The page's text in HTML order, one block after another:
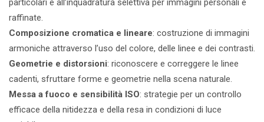
particolari e all’inquadratura selettiva per immagini personali e
raffinate.
Composizione cromatica e lineare: costruzione di immagini
armoniche attraverso l’uso del colore, delle linee e dei contrasti.
Geometrie e distorsioni: riconoscere e correggere le linee
cadenti, sfruttare forme e geometrie nella scena naturale.
Messa a fuoco e sensibilità ISO: strategie per un controllo
efficace della nitidezza e della resa in condizioni di luce